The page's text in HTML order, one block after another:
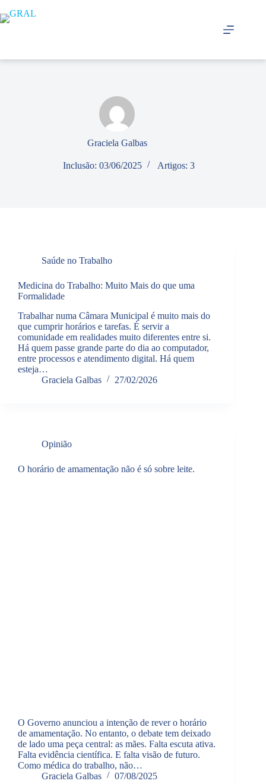
para
o
Graciela Galbas
Inclusão: 03/06/2025 Artigos: 3
Saúde no Trabalho
Medicina do Trabalho: Muito Mais do que uma
Formalidade
Trabalhar numa Câmara Municipal é muito mais do
que cumprir horários e tarefas. É servir a
comunidade em realidades muito diferentes entre si.
Há quem passe grande parte do dia ao computador,
entre processos e atendimento digital. Há quem
esteja…
Graciela Galbas
27/02/2026
Opinião
O horário de amamentação não é só sobre leite.
O Governo anunciou a intenção de rever o horário
de amamentação. No entanto, o debate tem deixado
de lado uma peça central: as mães. Falta escuta ativa.
Falta evidência científica. E falta visão de futuro.
Como médica do trabalho, não…
Graciela Galbas
07/08/2025